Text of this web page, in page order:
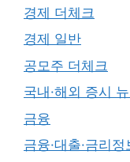
경제 더체크
경제 일반
공모주 더체크
국내·해외 증시
금융
금융·대출·금리정